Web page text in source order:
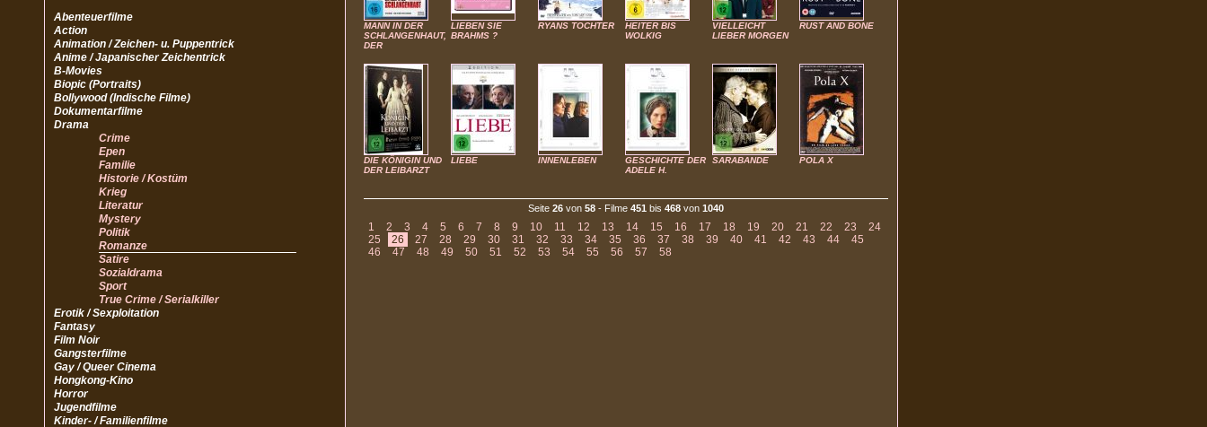
Abenteuerfilme
Action
Animation / Zeichen- u. Puppentrick
Anime / Japanischer Zeichentrick
B-Movies
Biopic (Portraits)
Bollywood (Indische Filme)
Dokumentarfilme
Drama
Crime
Epen
Familie
Historie / Kostüm
Krieg
Literatur
Mystery
Politik
Romanze
Satire
Sozialdrama
Sport
True Crime / Serialkiller
Erotik / Sexploitation
Fantasy
Film Noir
Gangsterfilme
Gay / Queer Cinema
Hongkong-Kino
Horror
Jugendfilme
Kinder- / Familienfilme
MANN IN DER
SCHLANGENHAUT,
DER
LIEBEN SIE
BRAHMS ?
RYANS TOCHTER
HEITER BIS
WOLKIG
VIELLEICHT
LIEBER MORGEN
RUST AND BONE
DIE KÖNIGIN UND
DER LEIBARZT
LIEBE INNENLEBEN
GESCHICHTE DER
ADELE H.
SARABANDE POLA X
Seite 26 von 58 - Filme 451 bis 468 von 1040
1 2 3 4 5 6 7 8 9 10 11 12 13 14 15 16 17 18 19 20 21 22 23
24
25
26 27 28 29 30 31 32 33 34 35 36 37 38 39 40 41 42 43 44
45
46
47 48 49 50 51 52 53 54 55 56 57 58